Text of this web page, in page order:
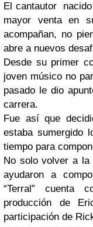
El cantautor
mayor venta en
acompañan, no
abre a nuevos
Desde su primer
joven músico no
pasado le dio
carrera.
Fue así que
estaba sumergido
tiempo para
No solo volver a la
ayudaron a
“Terral” cuenta
producción de
participación de